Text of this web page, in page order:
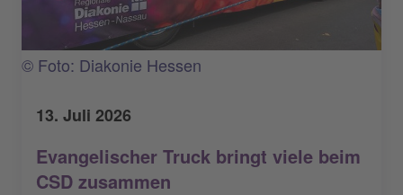
© Foto: Diakonie Hessen
13. Juli 2026
Evangelischer Truck bringt viele beim
CSD zusammen